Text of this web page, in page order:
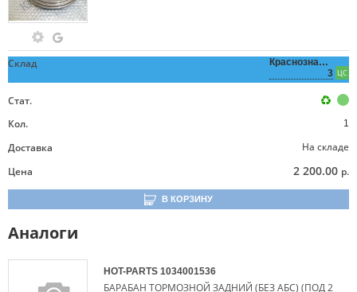
Склад
Краснознаменная,
3 ЦС
Стат.
Кол.
1
Доставка
На складе
Цена
2 200.00 р.
В КОРЗИНУ
Аналоги
HOT-PARTS 1034001536
БАРАБАН ТОРМОЗНОЙ ЗАДНИЙ (БЕЗ АБС) (ПОД 2